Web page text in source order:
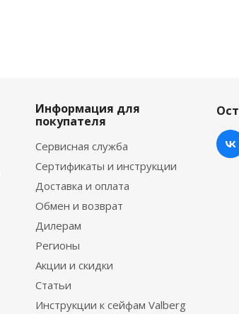
Информация для
покупателя
Сервисная служба
Сертификаты и инструкции
Доставка и оплата
Обмен и возврат
Дилерам
Регионы
Акции и скидки
Статьи
Инструкции к сейфам Valberg